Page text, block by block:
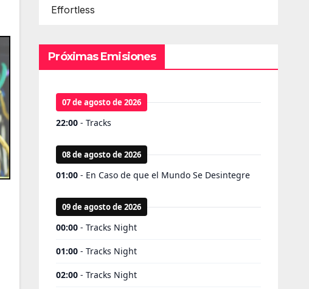
Effortless
Próximas Emisiones